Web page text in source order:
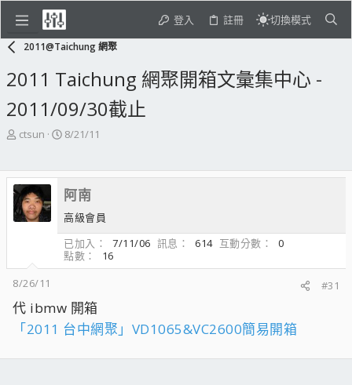
登入 註冊 切換模式
2011@Taichung 網聚
2011 Taichung 網聚開箱文彙集中心 -
2011/09/30截止
主
起
人
ctsun
開
期
8/21/11
阿南
高級會員
已加入
7/11/06 訊息 614 互動分數
0
點數
16
8/26/11
#31
代 ibmw 開箱
「2011 台中網聚」VD1065&VC2600簡易開箱